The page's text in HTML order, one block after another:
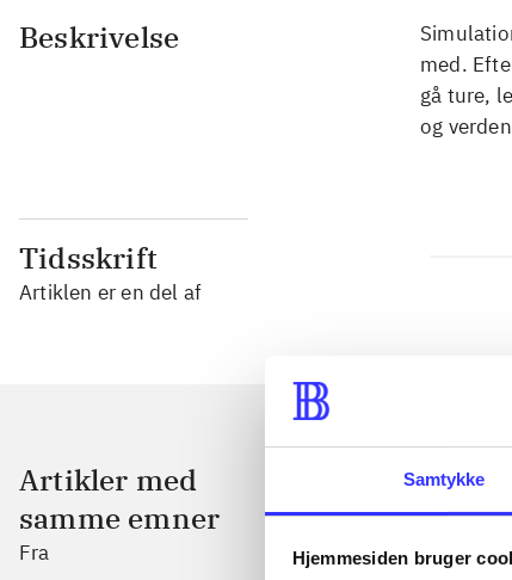
Samtykke
Hjemmesiden bruger
Beskrivelse
med.
gå ture,
og
Tidsskrift
Artiklen er en del af
Artikler med
samme emner
Fra